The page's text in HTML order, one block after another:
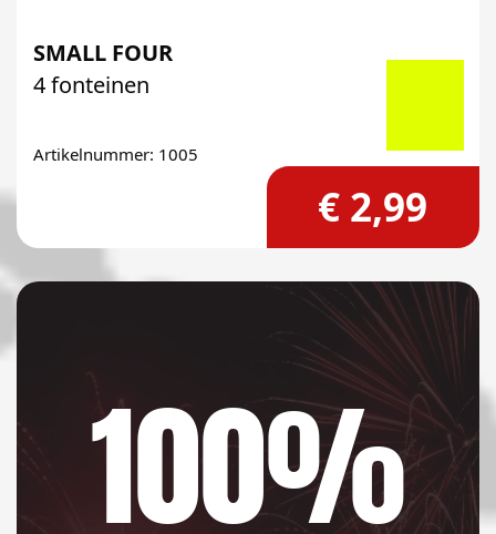
SMALL FOUR
4 fonteinen
Artikelnummer: 1005
€ 2,99
100%